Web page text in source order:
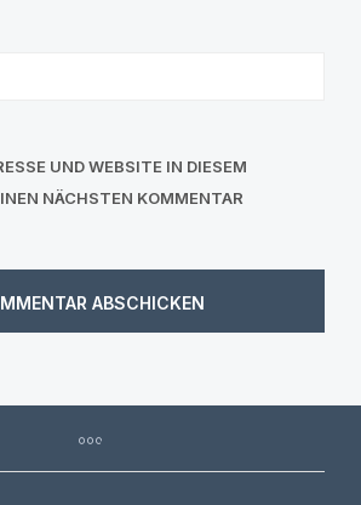
UND WEBSITE IN DIESEM
NÄCHSTEN KOMMENTAR